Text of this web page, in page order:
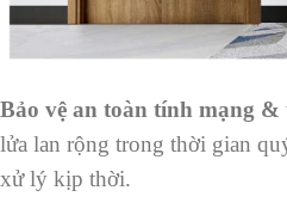
Bảo vệ an toàn tính mạng &
lửa lan rộng trong thời gian
xử lý kịp thời.